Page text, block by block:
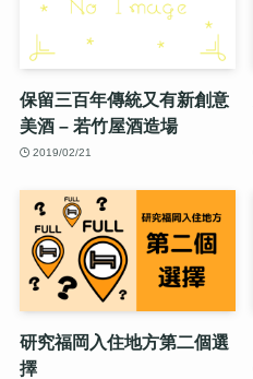
保留三百年傳統又有新創意
美酒 – 若竹屋酒造場
2019/02/21
研究福岡入住地方第二個選
擇